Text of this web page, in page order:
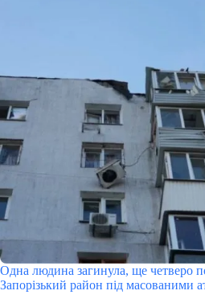
Одна людина загинула, ще четверо
Запорізький район під масованими